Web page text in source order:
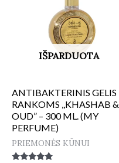
IŠPARDUOTA
ANTIBAKTERINIS GELIS
RANKOMS ,,KHASHAB &
OUD” – 300 ML. (MY
PERFUME)
PRIEMONĖS KŪNUI